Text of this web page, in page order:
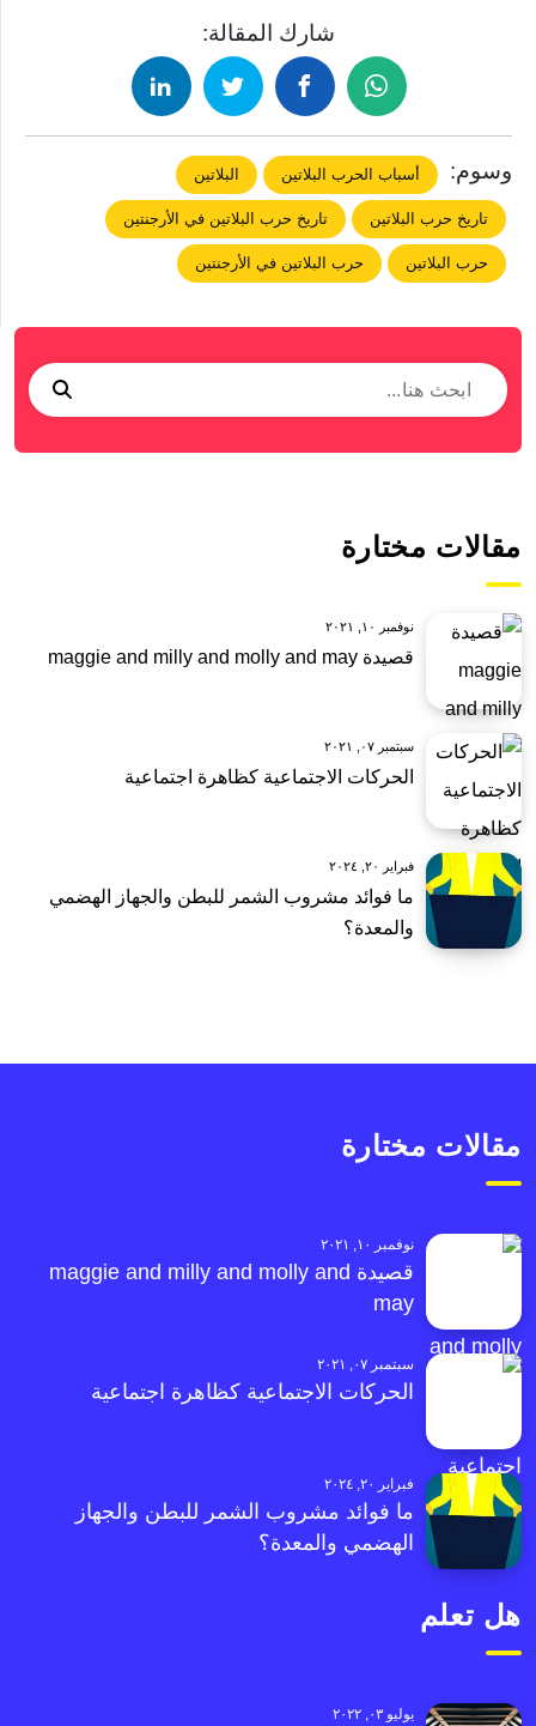
شارك المقالة:
وسوم: أسباب الحرب البلاتين البلاتين
تاريخ حرب البلاتين تاريخ حرب البلاتين في الأرجنتين
حرب البلاتين حرب البلاتين في الأرجنتين
مقالات مختارة
نوفمبر ١٠, ٢٠٢١
قصيدة maggie and milly and molly and may
سبتمبر ٠٧, ٢٠٢١
الحركات الاجتماعية كظاهرة اجتماعية
فبراير ٢٠, ٢٠٢٤
ما فوائد مشروب الشمر للبطن والجهاز الهضمي
والمعدة؟
مقالات مختارة
نوفمبر ١٠, ٢٠٢١
قصيدة maggie and milly and molly and
may
سبتمبر ٠٧, ٢٠٢١
الحركات الاجتماعية كظاهرة اجتماعية
فبراير ٢٠, ٢٠٢٤
ما فوائد مشروب الشمر للبطن والجهاز
الهضمي والمعدة؟
هل تعلم
يوليو ٠٣, ٢٠٢٢